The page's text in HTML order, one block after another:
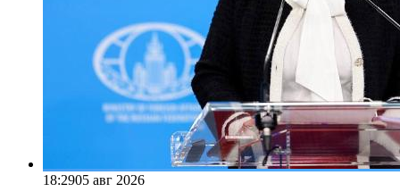
18:2905 авг 2026